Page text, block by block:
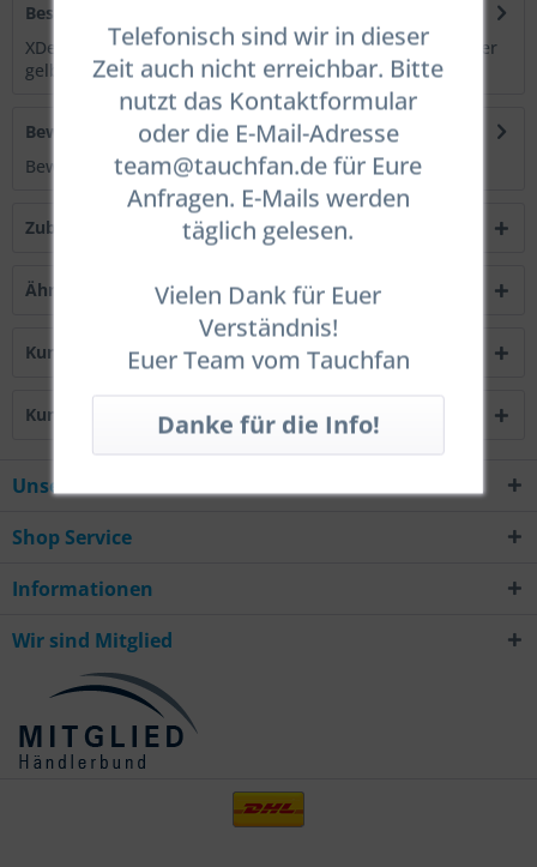
Beschreibung
XDeep Signalboje 140cm geschlossen Erhältlich in rot oder
gelb. Angaben gem. GPSR:... mehr
Bewertungen
0
Bewertungen lesen, schreiben und diskutieren...mehr
Zubehör
Ähnliche Artikel
Kunden kauften auch
Kunden haben sich ebenfalls angesehen
Telefonisch sind wir in dieser
Zeit auch nicht erreichbar. Bitte
nutzt das Kontaktformular
oder die E-Mail-Adresse
team@tauchfan.de für Eure
Anfragen. E-Mails werden
täglich gelesen.
Vielen Dank für Euer
Verständnis!
Euer Team vom Tauchfan
Unsere Hotline
Shop Service
Informationen
Wir sind Mitglied